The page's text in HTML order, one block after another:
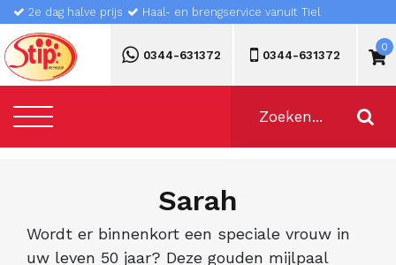
2e dag halve prijs Haal- en brengservice vanuit Tiel
0344-631372 0344-631372
0
Sarah
Wordt er binnenkort een speciale vrouw in
uw leven 50 jaar? Deze gouden mijlpaal